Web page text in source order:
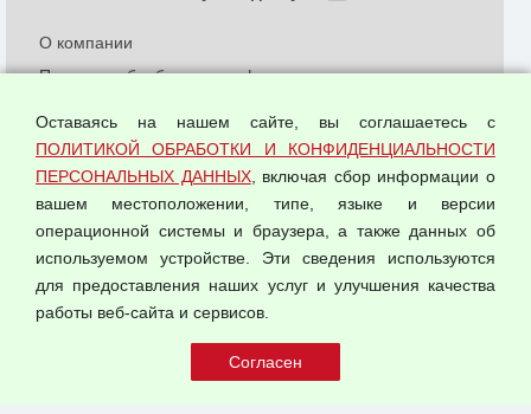
© 2026 ООО "Феникс"
О компании
Политика обработки и конфиденциальности
Согласием на обработку персональных данных
Оферта оптовой купли-продажи
Публичная оферта
Оставаясь на нашем сайте, вы соглашаетесь с
ПОЛИТИКОЙ ОБРАБОТКИ И КОНФИДЕНЦИАЛЬНОСТИ
ПЕРСОНАЛЬНЫХ ДАННЫХ, включая сбор информации о
вашем местоположении, типе, языке и версии
операционной системы и браузера, а также данных об
используемом устройстве. Эти сведения используются
для предоставления наших услуг и улучшения качества
работы веб-сайта и сервисов.